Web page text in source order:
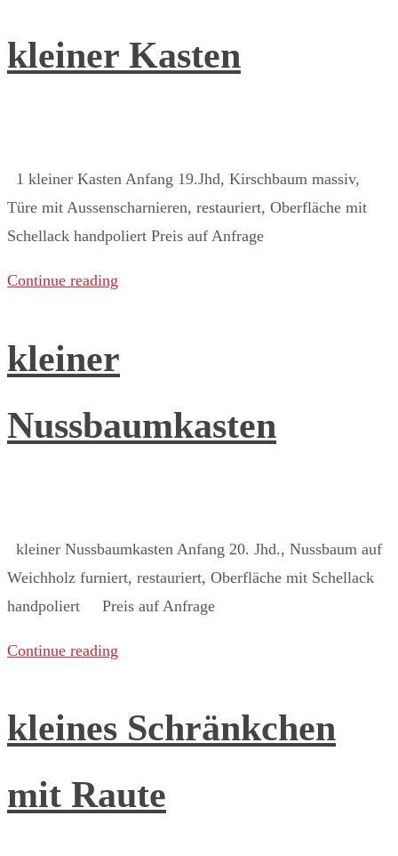
kleiner Kasten
1 kleiner Kasten Anfang 19.Jhd, Kirschbaum massiv,
Türe mit Aussenscharnieren, restauriert, Oberfläche mit
Schellack handpoliert Preis auf Anfrage ​
Continue reading
kleiner
Nussbaumkasten
kleiner Nussbaumkasten Anfang 20. Jhd., Nussbaum auf
Weichholz furniert, restauriert, Oberfläche mit Schellack
handpoliert Preis auf Anfrage ​
Continue reading
kleines Schränkchen
mit Raute